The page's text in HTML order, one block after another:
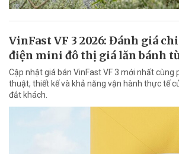
VinFast VF 3 2026: Đánh giá
điện mini đô thị giá lăn bánh
Cập nhật giá bán VinFast VF 3 mới nhất cùng
thuật, thiết kế và khả năng vận hành thực tế
đắt khách.